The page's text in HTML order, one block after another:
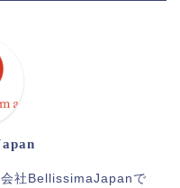
社BellissimaJapanで